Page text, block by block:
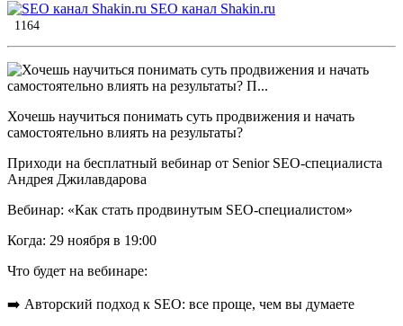
SEO канал Shakin.ru
1164
Хочешь научиться понимать суть продвижения и начать
самостоятельно влиять на результаты?
Приходи на бесплатный вебинар от Senior SEO-специалиста
Андрея Джилавдарова
Вебинар: «Как стать продвинутым SEO-специалистом»
Когда: 29 ноября в 19:00
Что будет на вебинаре:
➡️ Авторский подход к SEO: все проще, чем вы думаете